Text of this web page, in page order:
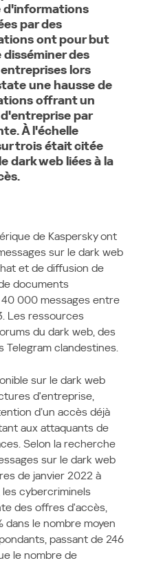
d'informations
par des
ont pour but
disséminer des
lors
une hausse de
offrant un
par
À l'échelle
trois était citée
dark web liées à la
de Kaspersky ont
sur le dark web
et de diffusion de
documents
000 messages entre
Les ressources
du dark web, des
Telegram clandestines.
sur le dark web
d'entreprise,
d’un accès déjà
aux attaquants de
Selon la recherche
sur le dark web
de janvier 2022 à
cybercriminels
des offres d'accès,
dans le nombre moyen
passant de 246
le nombre de